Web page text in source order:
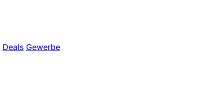
Deals Gewerbe